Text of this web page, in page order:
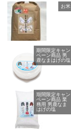
お米
期間限定キャン
ペーン商品 男
鹿なまはげの塩
期間限定キャン
ペーン商品 業
務用 男鹿なま
はげの塩